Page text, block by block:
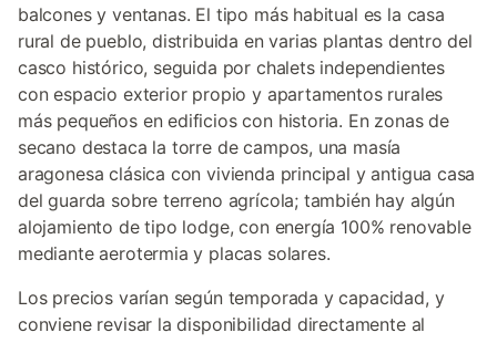
balcones y ventanas. El tipo más habitual es la casa
rural de pueblo, distribuida en varias plantas dentro del
casco histórico, seguida por chalets independientes
con espacio exterior propio y apartamentos rurales
más pequeños en edificios con historia. En zonas de
secano destaca la torre de campos, una masía
aragonesa clásica con vivienda principal y antigua casa
del guarda sobre terreno agrícola; también hay algún
alojamiento de tipo lodge, con energía 100% renovable
mediante aerotermia y placas solares.
Los precios varían según temporada y capacidad, y
conviene revisar la disponibilidad directamente al